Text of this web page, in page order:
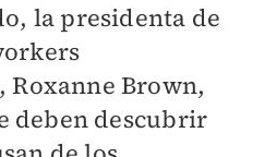
la presidenta de
Brown,
deben descubrir